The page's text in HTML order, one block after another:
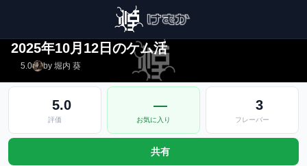
シーシャ カフェ&バー C.STAND シースタンド 池袋西口店
2025年10月12日のケム活
5.0 by 堀内 葵
5.0
評価
—
お気に入り
3
フレーバー
共有